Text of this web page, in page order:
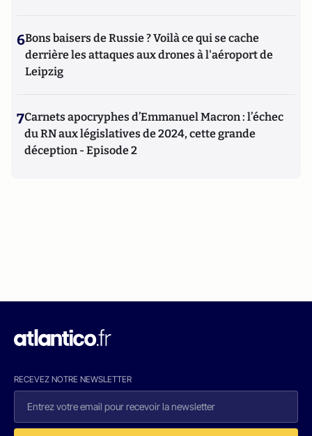
6Bons baisers de Russie ? Voilà ce qui se cache
derrière les attaques aux drones à l'aéroport de
Leipzig
7Carnets apocryphes d’Emmanuel Macron : l’échec
du RN aux législatives de 2024, cette grande
déception - Episode 2
RECEVEZ NOTRE NEWSLETTER